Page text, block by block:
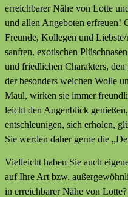
erreichbarer Nähe von Lotte
und allen Angeboten erfreuen!
Freunde, Kollegen und
sanften, exotischen
und friedlichen Charakters,
der besonders weichen Wolle
Maul, wirken sie immer
leicht den Augenblick
entschleunigen, sich erholen,
Sie werden daher gerne die
Vielleicht haben Sie auch
auf Ihre Art bzw.
in erreichbarer Nähe von